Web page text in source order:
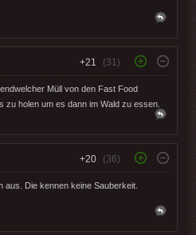
+21 (31)
Müll von den Fast Food
zu holen um es dann im Wald zu essen.
+20 (36)
Die kennen keine Sauberkeit.